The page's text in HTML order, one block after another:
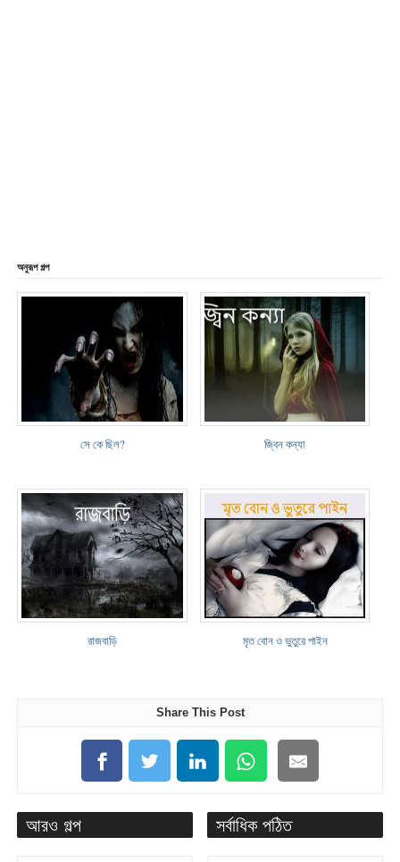
অনুরূপ গল্প
সে কে ছিল? জ্বিন কন্যা
রাজবাড়ি মৃত বোন ও ভুতুরে পাইন
Share This Post
আরও গল্প সর্বাধিক পঠিত